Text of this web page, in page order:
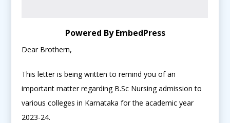
Powered By EmbedPress
Dear Brothern,
This letter is being written to remind you of an
important matter regarding B.Sc Nursing admission to
various colleges in Karnataka for the academic year
2023-24.